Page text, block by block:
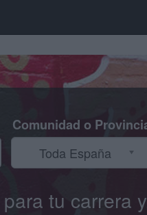
Comunidad o
Toda España
tu carrera